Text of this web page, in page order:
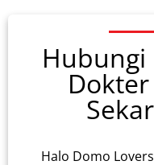
Hubungi
Halo Domo